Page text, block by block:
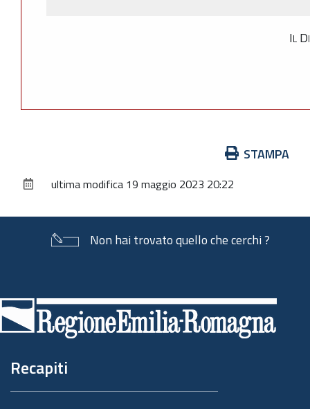
Il
documento
STAMPA
ultima modifica 19 maggio 2023 20:22
Non hai trovato quello che cerchi ?
di
pagina
Recapiti